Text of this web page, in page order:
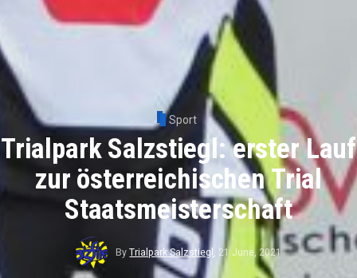
Sport
Trialpark Salzstiegl: erster Lauf
zur österreichischen Trial
Staatsmeisterschaft
ByTrialpark Salzstiegl 21 June, 2021